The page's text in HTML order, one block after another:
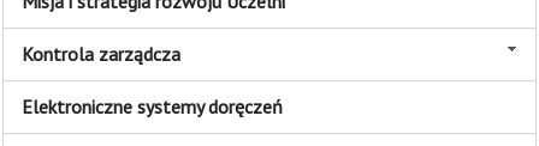
Kontrola zarządcza
Elektroniczne systemy doręczeń